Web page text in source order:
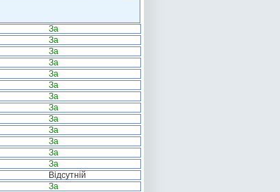
За
За
За
За
За
За
За
За
За
За
За
За
За
Відсутній
За